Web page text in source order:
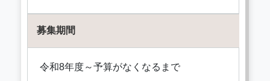
募集期間
令和8年度～予算がなくなるまで